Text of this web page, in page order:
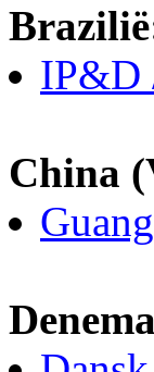
IP&D
China